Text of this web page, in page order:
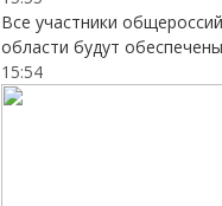
Все участники
области будут
15:54